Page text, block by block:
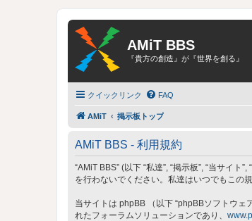
AMiT BBS
『貴方の創造』が『世界を創る』
クイックリンク FAQ
AMiT 掲示板トップ
AMiT BBS - 利用規約
“AMiT BBS” (以下 “私達”, “掲示板”, “当サイ
を行わないでください。私達はいつでもこの
当サイトは phpBB （以下 “phpBBソフトウェ
れたフォーラムソリューションであり、